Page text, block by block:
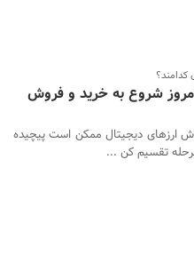
کدامند؟
شروع به خرید و فروش
ارزهای دیجیتال ممکن است پیچیده
تقسیم کن ...